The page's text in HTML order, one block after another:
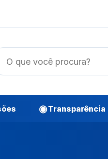
◉Transparência